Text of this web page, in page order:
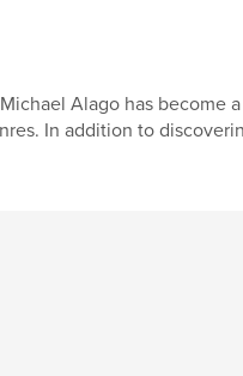
Alago has become
In addition to